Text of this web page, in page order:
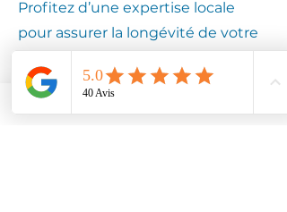
Profitez d’une expertise locale
pour assurer la longévité de votre